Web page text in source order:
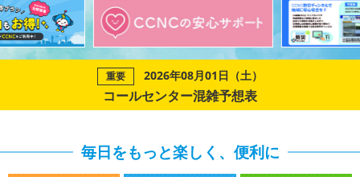
重要 2026年08月01日（土）
コールセンター混雑予想表
毎日をもっと楽しく、便利に